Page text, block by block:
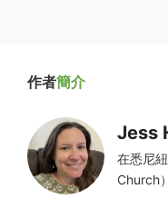
作者簡介
Jess
在悉尼
Church